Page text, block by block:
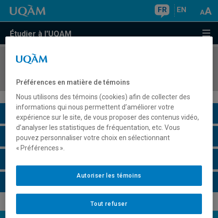
FR EN
Étudier à l'UQAM
COURS//
Description du cours
Horaire - Été 2026
Préférences en matière de témoins
Nous utilisons des témoins (cookies) afin de collecter des
informations qui nous permettent d’améliorer votre
expérience sur le site, de vous proposer des contenus vidéo,
d’analyser les statistiques de fréquentation, etc. Vous
pouvez personnaliser votre choix en sélectionnant
« Préférences ».
Tout refuser
Autoriser les témoins